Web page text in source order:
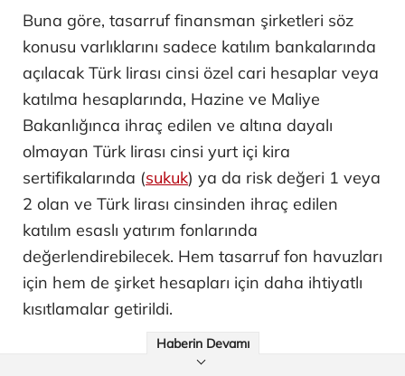
Buna göre, tasarruf finansman şirketleri söz
konusu varlıklarını sadece katılım bankalarında
açılacak Türk lirası cinsi özel cari hesaplar veya
katılma hesaplarında, Hazine ve Maliye
Bakanlığınca ihraç edilen ve altına dayalı
olmayan Türk lirası cinsi yurt içi kira
sertifikalarında (sukuk) ya da risk değeri 1 veya
2 olan ve Türk lirası cinsinden ihraç edilen
katılım esaslı yatırım fonlarında
değerlendirebilecek. Hem tasarruf fon havuzları
için hem de şirket hesapları için daha ihtiyatlı
kısıtlamalar getirildi.
Haberin Devamı